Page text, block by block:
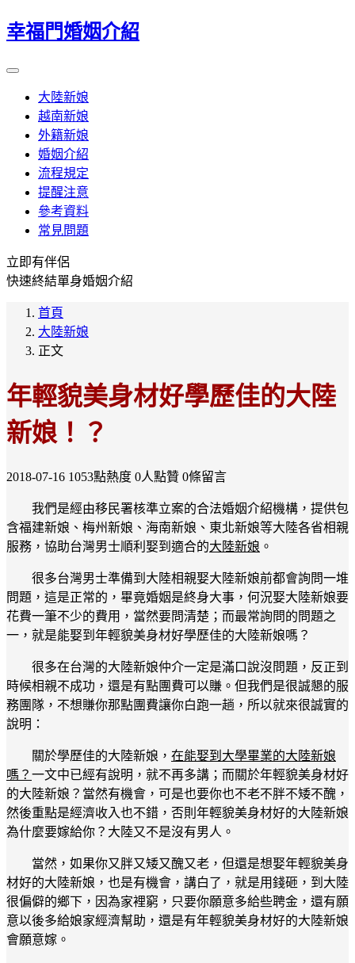
幸福門婚姻介紹
大陸新娘
越南新娘
外籍新娘
婚姻介紹
流程規定
提醒注意
參考資料
常見問題
立即有伴侶
快速終結單身婚姻介紹
首頁
大陸新娘
正文
年輕貌美身材好學歷佳的大陸
新娘！？
2018-07-16 1053點熱度 0人點贊 0條留言
我們是經由移民署核準立案的合法婚姻介紹機構，提供包
含福建新娘、梅州新娘、海南新娘、東北新娘等大陸各省相親
服務，協助台灣男士順利娶到適合的大陸新娘 。
很多台灣男士準備到大陸相親娶大陸新娘前都會詢問一堆
問題，這是正常的，畢竟婚姻是終身大事，何況娶大陸新娘要
花費一筆不少的費用，當然要問清楚；而最常詢問的問題之
一，就是能娶到年輕貌美身材好學歷佳的大陸新娘嗎？
很多在台灣的大陸新娘仲介一定是滿口說沒問題，反正到
時候相親不成功，還是有點團費可以賺。但我們是很誠懇的服
務團隊，不想賺你那點團費讓你白跑一趟，所以就來很誠實的
說明：
關於學歷佳的大陸新娘， 在能娶到大學畢業的大陸新娘
嗎？ 一文中已經有說明，就不再多講；而關於年輕貌美身材好
的大陸新娘？當然有機會，可是也要你也不老不胖不矮不醜，
然後重點是經濟收入也不錯，否則年輕貌美身材好的大陸新娘
為什麼要嫁給你？大陸又不是沒有男人。
當然，如果你又胖又矮又醜又老，但還是想娶年輕貌美身
材好的大陸新娘，也是有機會，講白了，就是用錢砸，到大陸
很偏僻的鄉下，因為家裡窮，只要你願意多給些聘金，還有願
意以後多給娘家經濟幫助，還是有年輕貌美身材好的大陸新娘
會願意嫁。